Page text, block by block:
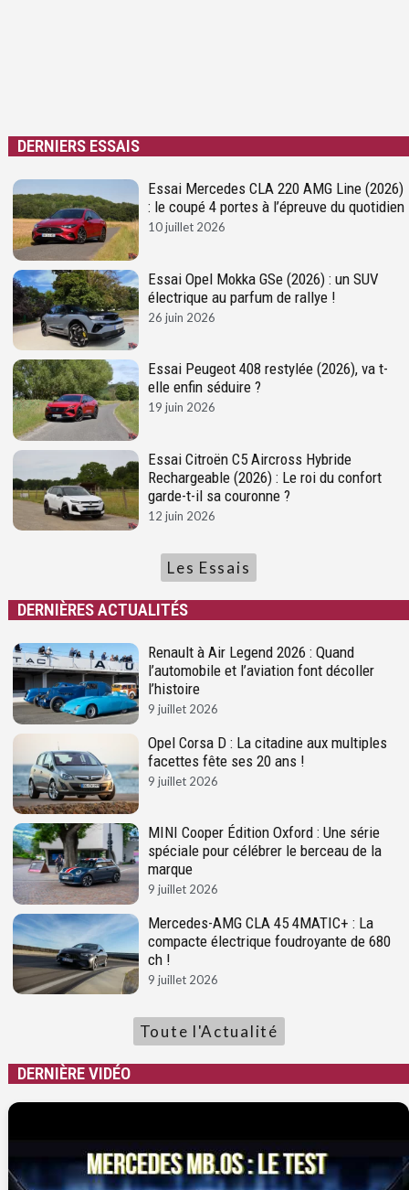
DERNIERS ESSAIS
Essai Mercedes CLA 220 AMG Line (2026)
: le coupé 4 portes à l’épreuve du quotidien
10 juillet 2026
Essai Opel Mokka GSe (2026) : un SUV
électrique au parfum de rallye !
26 juin 2026
Essai Peugeot 408 restylée (2026), va t-
elle enfin séduire ?
19 juin 2026
Essai Citroën C5 Aircross Hybride
Rechargeable (2026) : Le roi du confort
garde-t-il sa couronne ?
12 juin 2026
Les Essais
DERNIÈRES ACTUALITÉS
Renault à Air Legend 2026 : Quand
l’automobile et l’aviation font décoller
l’histoire
9 juillet 2026
Opel Corsa D : La citadine aux multiples
facettes fête ses 20 ans !
9 juillet 2026
MINI Cooper Édition Oxford : Une série
spéciale pour célébrer le berceau de la
marque
9 juillet 2026
Mercedes-AMG CLA 45 4MATIC+ : La
compacte électrique foudroyante de 680
ch !
9 juillet 2026
Toute l'Actualité
DERNIÈRE VIDÉO